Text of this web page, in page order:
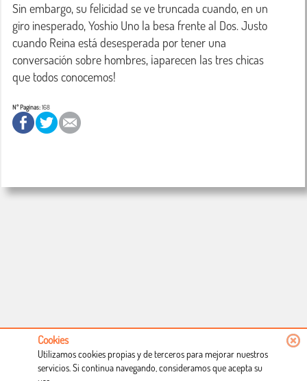
Sin embargo, su felicidad se ve truncada cuando, en un
giro inesperado, Yoshio Uno la besa frente al Dos. Justo
cuando Reina está desesperada por tener una
conversación sobre hombres, ¡aparecen las tres chicas
que todos conocemos!
Nº Paginas:168
Cookies
Utilizamos cookies propias y de terceros para mejorar nuestros
servicios. Si continua navegando, consideramos que acepta su